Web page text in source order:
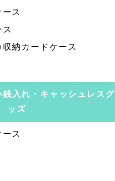
ス
納カードケース
入れ・キャッシュレスグ
ッズ
ス